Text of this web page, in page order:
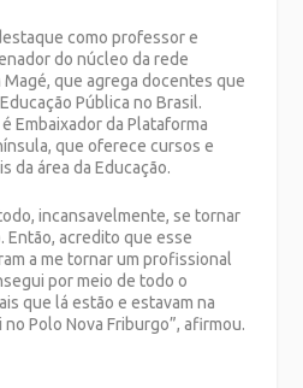
como professor e
do núcleo da rede
que agrega docentes que
Pública no Brasil.
Embaixador da Plataforma
que oferece cursos e
da área da Educação.
incansavelmente, se tornar
acredito que esse
a me tornar um profissional
por meio de todo o
que lá estão e estavam na
Polo Nova Friburgo”, afirmou.